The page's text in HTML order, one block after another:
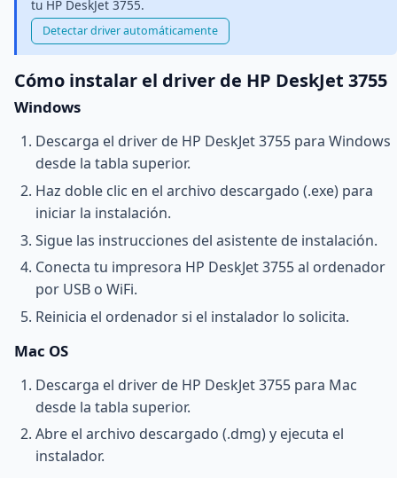
tu HP DeskJet 3755.
Detectar driver automáticamente
Cómo instalar el driver de HP DeskJet 3755
Windows
Descarga el driver de HP DeskJet 3755 para Windows
desde la tabla superior.
Haz doble clic en el archivo descargado (.exe) para
iniciar la instalación.
Sigue las instrucciones del asistente de instalación.
Conecta tu impresora HP DeskJet 3755 al ordenador
por USB o WiFi.
Reinicia el ordenador si el instalador lo solicita.
Mac OS
Descarga el driver de HP DeskJet 3755 para Mac
desde la tabla superior.
Abre el archivo descargado (.dmg) y ejecuta el
instalador.